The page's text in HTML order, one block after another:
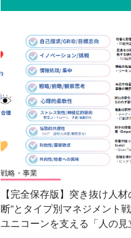
戦略・事業
【完全保存版】突き抜け人材
断”とタイプ別マネジメント
ユニコーンを支える「人の見